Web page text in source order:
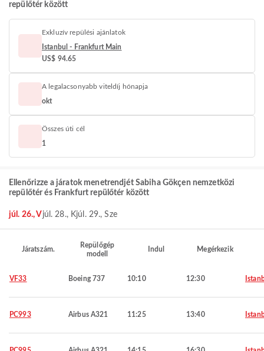
repülőtér között
Exkluzív repülési ajánlatok
Istanbul - Frankfurt Main
US$ 94.65
A legalacsonyabb viteldíj hónapja
okt
Összes úti cél
1
Ellenőrizze a járatok menetrendjét Sabiha Gökçen nemzetközi
repülőtér és Frankfurt repülőtér között
júl. 26., V júl. 28., Kjúl. 29., Sze
Járatszám.
Repülőgép
modell
Indul Megérkezik
VF33 Boeing 737 10:10 12:30
PC993 Airbus A321 11:25 13:40